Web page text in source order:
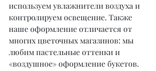
используем увлажнители воздуха и
контролируем освещение. Также
наше оформление отличается от
многих цветочных магазинов: мы
любим пастельные оттенки и
«воздушное» оформление букетов.